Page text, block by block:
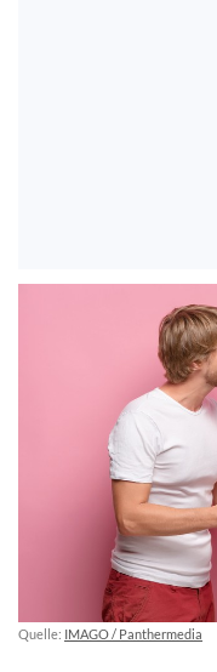
Quelle: IMAGO / Panthermedia